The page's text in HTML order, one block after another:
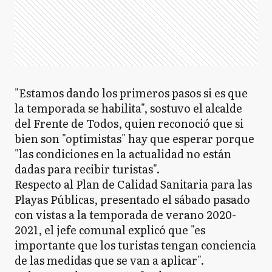
"Estamos dando los primeros pasos si es que
la temporada se habilita", sostuvo el alcalde
del Frente de Todos, quien reconoció que si
bien son "optimistas" hay que esperar porque
"las condiciones en la actualidad no están
dadas para recibir turistas".
Respecto al Plan de Calidad Sanitaria para las
Playas Públicas, presentado el sábado pasado
con vistas a la temporada de verano 2020-
2021, el jefe comunal explicó que "es
importante que los turistas tengan conciencia
de las medidas que se van a aplicar".